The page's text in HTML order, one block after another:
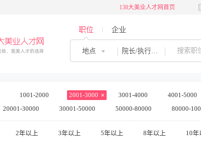
138大美业人才网首页
职位 企业
地点 院长/执行院长
1001-2000 2001-3000 3001-4000 4001-5000
20001-30000 30001-50000 50000-80000 80000-
2年以上 3年以上 5年以上 8年以上 10年